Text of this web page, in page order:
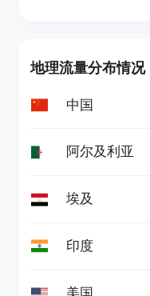
地理流量分布情况
中国
阿尔及利亚
埃及
印度
美国